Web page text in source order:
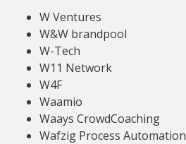
W Ventures
W&W brandpool
W-Tech
W11 Network
W4F
Waamio
Waays CrowdCoaching
Wafzig Process Automation